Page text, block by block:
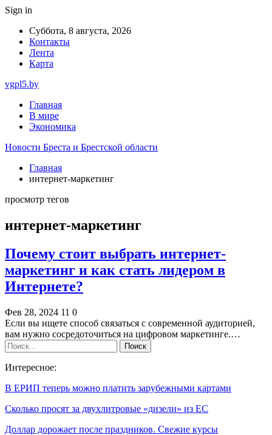
Sign in
Суббота, 8 августа, 2026
Контакты
Лента
Карта
vgpl5.by
Главная
В мире
Экономика
Новости Бреста и Брестской области
Главная
интернет-маркетинг
просмотр тегов
интернет-маркетинг
Почему стоит выбрать интернет-
маркетинг и как стать лидером в
Интернете?
Фев 28, 2024 11 0
Если вы ищете способ связаться с современной аудиторией,
вам нужно сосредоточиться на цифровом маркетинге.…
Интересное:
В ЕРИП теперь можно платить зарубежными картами
Сколько просят за двухлитровые «дизели» из ЕС
Доллар дорожает после праздников. Свежие курсы